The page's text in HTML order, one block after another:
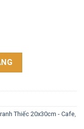
Beauty on Motor số
Thiếc 20x30cm - Cafe